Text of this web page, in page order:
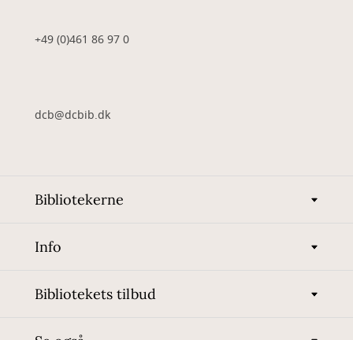
+49 (0)461 86 97 0
dcb@dcbib.dk
Bibliotekerne
Info
Bibliotekets tilbud